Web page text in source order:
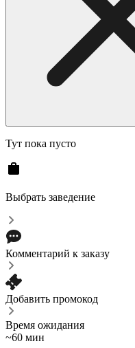
Тут пока пусто
Выбрать заведение
Комментарий к заказу
Добавить промокод
Время ожидания
~60 мин